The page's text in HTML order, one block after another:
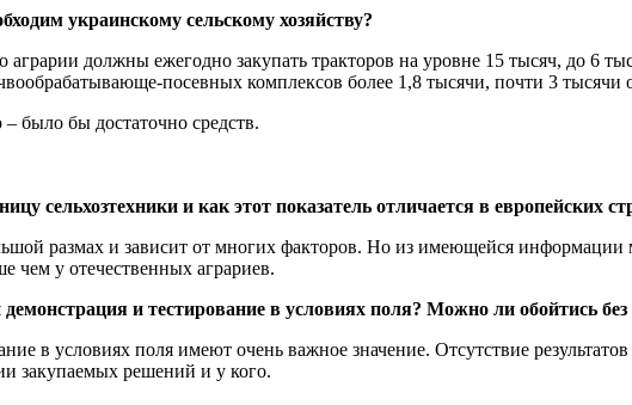
украинскому сельскому хозяйству?
аграрии должны ежегодно закупать тракторов на уровне 15 тысяч, до 6
посевных комплексов более 1,8 тысячи, почти 3 тысячи
было бы достаточно средств.
сельхозтехники и как этот показатель отличается в европейских
размах и зависит от многих факторов. Но из имеющейся
чем у отечественных аграриев.
и тестирование в условиях поля? Можно ли обойтись без
в условиях поля имеют очень важное значение. Отсутствие
закупаемых решений и у кого.